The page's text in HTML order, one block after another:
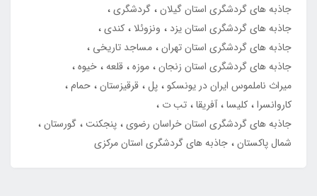
جاذبه های گردشگری استان گیلان گردشگری
جاذبه های گردشگری استان یزد
ونزوئلا
کندی
جاذبه های گردشگری استان تهران مساجد تاریخی
جاذبه های گردشگری استان زنجان موزه قلعه خیوه
میراث ناملموس ایران در یونسکو پل قرقیزستان حمام
کاروانسرا کلیسا آفریقا تب ت
جاذبه های گردشگری استان خراسان رضوی پنجکنت گورستان
شمال پاکستان جاذبه های گردشگری استان مرکزی